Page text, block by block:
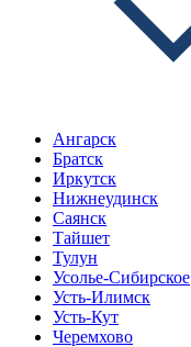
Ангарск
Братск
Иркутск
Нижнеудинск
Саянск
Тайшет
Тулун
Усолье-Сибирское
Усть-Илимск
Усть-Кут
Черемхово